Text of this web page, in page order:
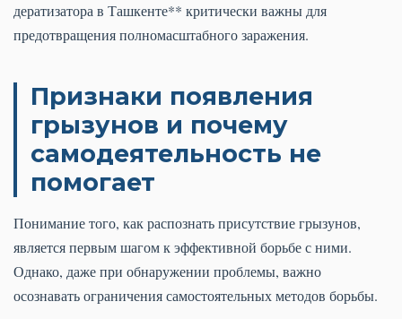
дератизатора в Ташкенте** критически важны для
предотвращения полномасштабного заражения.
Признаки появления
грызунов и почему
самодеятельность не
помогает
Понимание того, как распознать присутствие грызунов,
является первым шагом к эффективной борьбе с ними.
Однако, даже при обнаружении проблемы, важно
осознавать ограничения самостоятельных методов борьбы.